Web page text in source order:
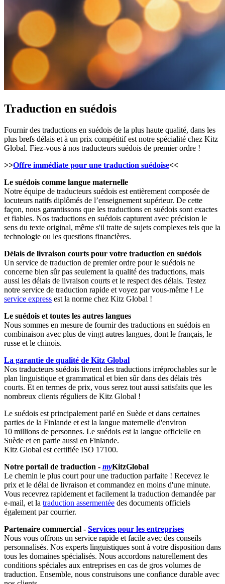
Traduction en suédois
Fournir des traductions en suédois de la plus haute qualité, dans les
plus brefs délais et à un prix compétitif est notre spécialité chez Kitz
Global. Fiez-vous à nos traducteurs suédois de premier ordre !
>>Offre immédiate pour une traduction suédoise<<
Le suédois comme langue maternelle
Notre équipe de traducteurs suédois est entièrement composée de
locuteurs natifs diplômés de l’enseignement supérieur. De cette
façon, nous garantissons que les traductions en suédois sont exactes
et fiables. Nos traductions en suédois capturent avec précision le
sens du texte original, même s'il traite de sujets complexes tels que la
technologie ou les questions financières.
Délais de livraison courts pour votre traduction en suédois
Un service de traduction de premier ordre pour le suédois ne
concerne bien sûr pas seulement la qualité des traductions, mais
aussi les délais de livraison courts et le respect des délais. Testez
notre service de traduction rapide et voyez par vous-même ! Le
service express est la norme chez Kitz Global !
Le suédois et toutes les autres langues
Nous sommes en mesure de fournir des traductions en suédois en
combinaison avec plus de vingt autres langues, dont le français, le
russe et le chinois.
La garantie de qualité de Kitz Global
Nos traducteurs suédois livrent des traductions irréprochables sur le
plan linguistique et grammatical et bien sûr dans des délais très
courts. Et en termes de prix, vous serez tout aussi satisfaits que les
nombreux clients réguliers de Kitz Global !
Le suédois est principalement parlé en Suède et dans certaines
parties de la Finlande et est la langue maternelle d'environ
10 millions de personnes. Le suédois est la langue officielle en
Suède et en partie aussi en Finlande.
Kitz Global est certifiée ISO 17100.
Notre portail de traduction - myKitzGlobal
Le chemin le plus court pour une traduction parfaite ! Recevez le
prix et le délai de livraison et commandez en moins d'une minute.
Vous recevrez rapidement et facilement la traduction demandée par
e-mail, et la traduction assermentée des documents officiels
également par courrier.
Partenaire commercial - Services pour les entreprises
Nous vous offrons un service rapide et facile avec des conseils
personnalisés. Nos experts linguistiques sont à votre disposition dans
tous les domaines spécialisés. Nous accordons naturellement des
conditions spéciales aux entreprises en cas de gros volumes de
traduction. Ensemble, nous construisons une confiance durable avec